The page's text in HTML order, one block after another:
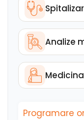
Analize
Programare